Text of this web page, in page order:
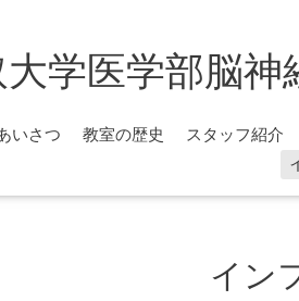
大学医学部脳神
いさつ 教室の歴史 スタッフ紹介
イン